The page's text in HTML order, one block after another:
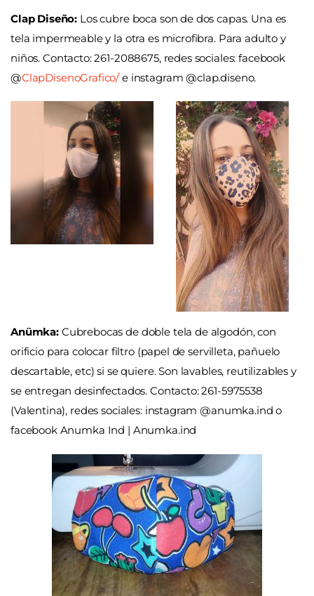
Clap Diseño: Los cubre boca son de dos capas. Una es
tela impermeable y la otra es microfibra. Para adulto y
niños. Contacto: 261-2088675, redes sociales: facebook
@ClapDisenoGrafico/e instagram @clap.diseno.
Anümka: Cubrebocas de doble tela de algodón, con
orificio para colocar filtro (papel de servilleta, pañuelo
descartable, etc) si se quiere. Son lavables, reutilizables y
se entregan desinfectados. Contacto: 261-5975538
(Valentina), redes sociales: instagram @anumka.ind o
facebook Anumka Ind | Anumka.ind